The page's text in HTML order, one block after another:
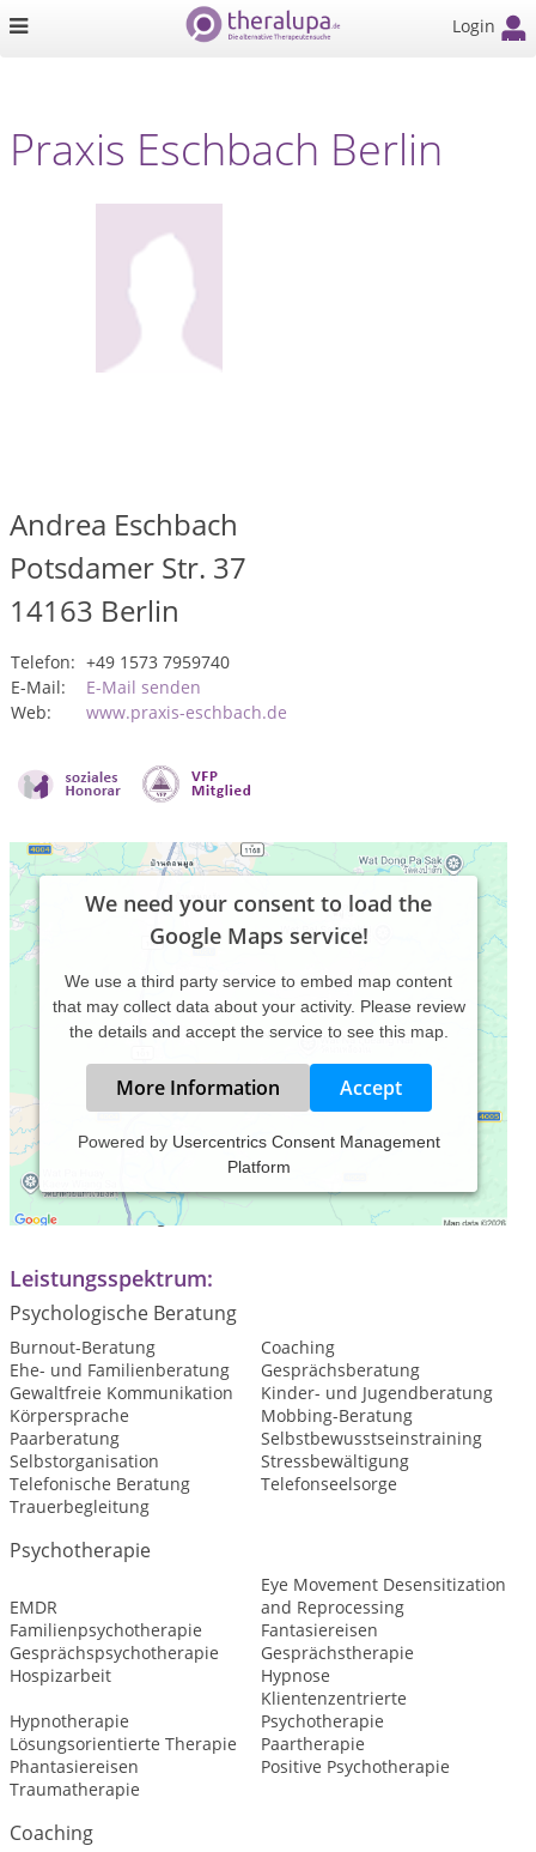
Login
Praxis Eschbach Berlin
Andrea Eschbach
Potsdamer Str. 37
14163 Berlin
Telefon: +49 1573 7959740
E-Mail:
E-Mail senden
Web:
www.praxis-eschbach.de
We need your consent to load the
Google Maps service!
We use a third party service to embed map content
that may collect data about your activity. Please review
the details and accept the service to see this map.
More Information Accept
Powered by Usercentrics Consent Management
Platform
Praxiszeiten:
Nach Vereinbarung
Leistungsspektrum:
Psychologische Beratung
Burnout-Beratung
Coaching
Ehe- und Familienberatung
Gesprächsberatung
Gewaltfreie Kommunikation
Kinder- und Jugendberatung
Körpersprache
Mobbing-Beratung
Paarberatung
Selbstbewusstseinstraining
Selbstorganisation
Stressbewältigung
Telefonische Beratung
Telefonseelsorge
Trauerbegleitung
Psychotherapie
EMDR
Eye Movement Desensitization
and Reprocessing
Familienpsychotherapie
Fantasiereisen
Gesprächspsychotherapie
Gesprächstherapie
Hospizarbeit
Hypnose
Hypnotherapie
Klientenzentrierte
Psychotherapie
Lösungsorientierte Therapie
Paartherapie
Phantasiereisen
Positive Psychotherapie
Traumatherapie
Coaching